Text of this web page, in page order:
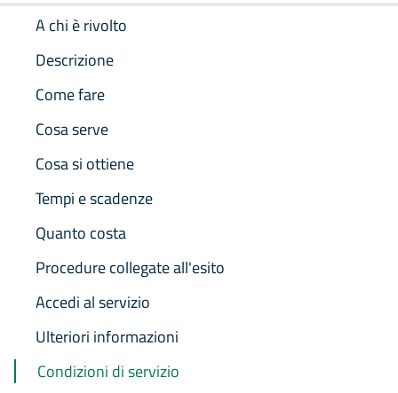
A chi è rivolto
Descrizione
Come fare
Cosa serve
Cosa si ottiene
Tempi e scadenze
Quanto costa
Procedure collegate all'esito
Accedi al servizio
Ulteriori informazioni
Condizioni di servizio